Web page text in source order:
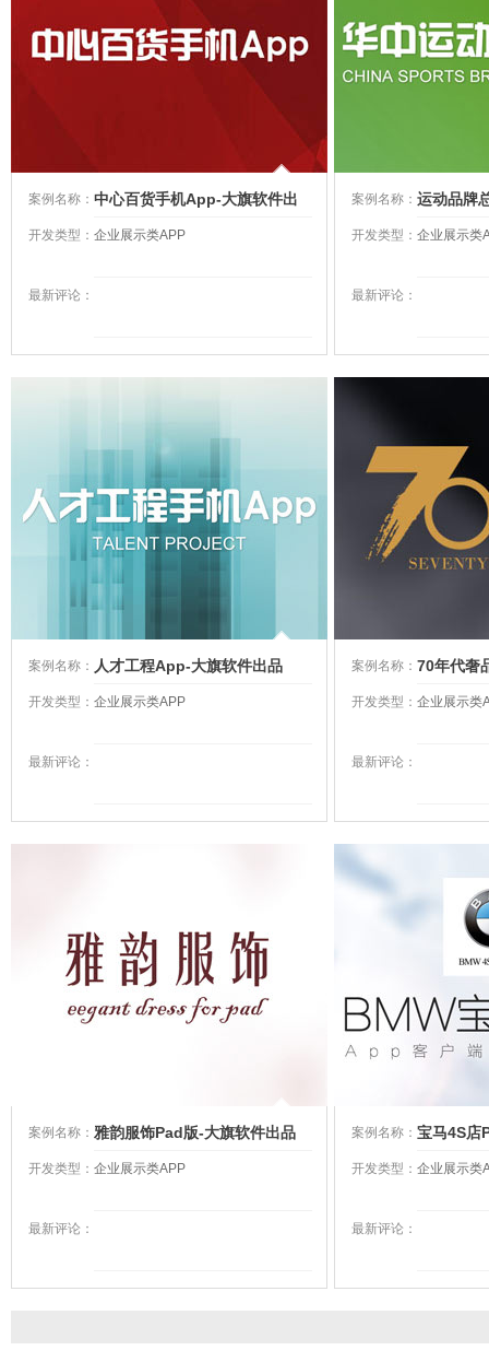
案例名称： 中心百货手机App-大旗软件出
品
开发类型： 企业展示类APP
最新评论：
案例名称： 运动品牌
开发类型： 企业展示类
最新评论：
案例名称： 人才工程App-​大旗软件出品
开发类型： 企业展示类APP
最新评论：
案例名称： 70年代奢
出品
开发类型： 企业展示类
最新评论：
案例名称： 雅韵服饰Pad版-​大旗软件出品
开发类型： 企业展示类APP
最新评论：
案例名称： 宝马4S店
开发类型： 企业展示类
最新评论：